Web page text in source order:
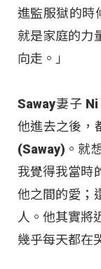
進監服獄的時
就是家庭的力
向走。」
Saway妻子
他進去之後，
(Saway)。就
我覺得我當時
他之間的愛；
人。他其實將
幾乎每天都在